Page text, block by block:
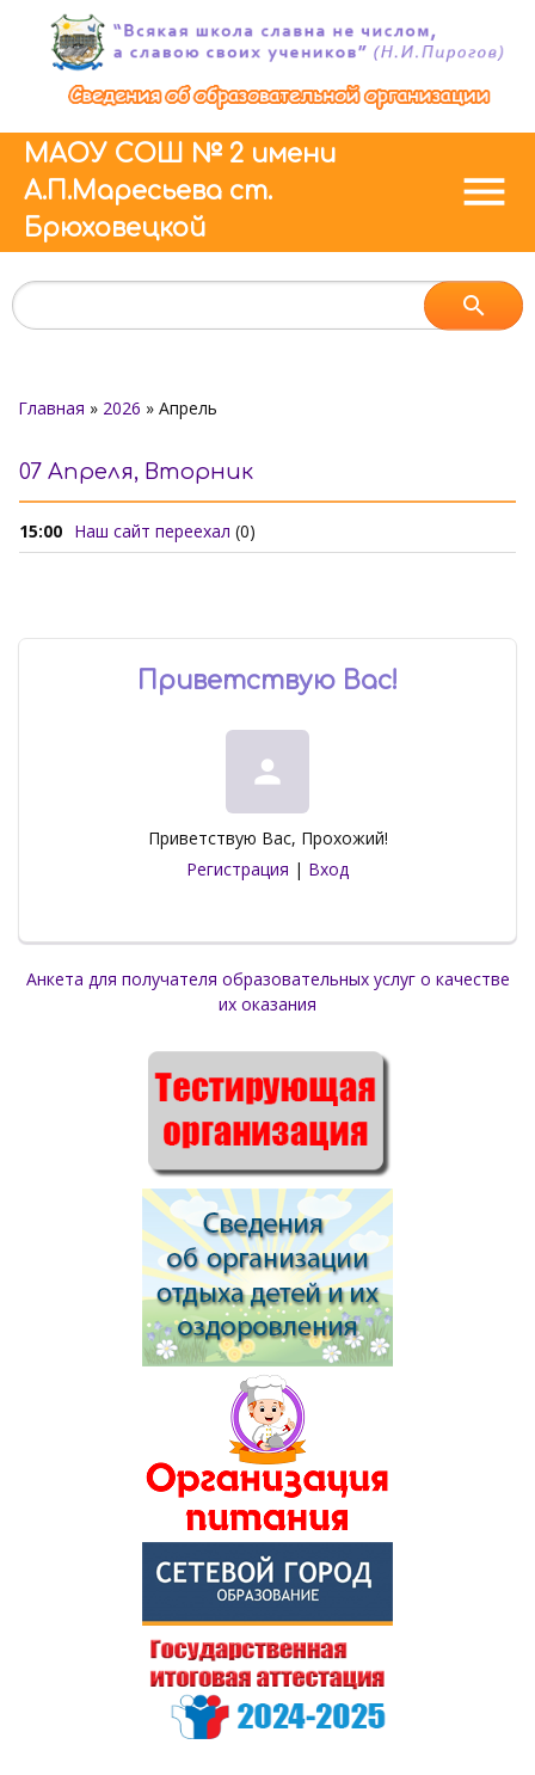
МАОУ СОШ № 2 имени
А.П.Маресьева ст.
Брюховецкой
menu
Главная » 2026 » Апрель
07 Апреля, Вторник
15:00 Наш сайт переехал (0)
Приветствую Вас!
person
Приветствую Вас, Прохожий!
Регистрация | Вход
Анкета для получателя образовательных услуг о качестве
их оказания